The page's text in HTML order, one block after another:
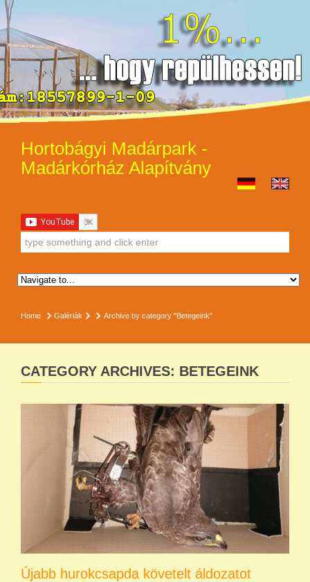
Hortobágyi Madárpark -
Madárkórház Alapítvány
Home Galériák Archive by category "Betegeink"
CATEGORY ARCHIVES: BETEGEINK
Újabb hurokcsapda követelt áldozatot